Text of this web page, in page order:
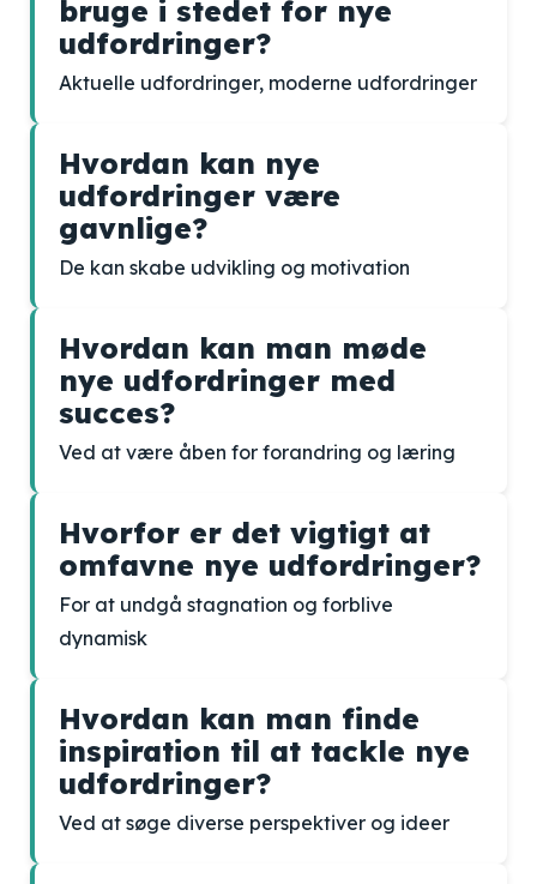
bruge i stedet for nye
udfordringer?
Aktuelle udfordringer, moderne udfordringer
Hvordan kan nye
udfordringer være
gavnlige?
De kan skabe udvikling og motivation
Hvordan kan man møde
nye udfordringer med
succes?
Ved at være åben for forandring og læring
Hvorfor er det vigtigt at
omfavne nye udfordringer?
For at undgå stagnation og forblive
dynamisk
Hvordan kan man finde
inspiration til at tackle nye
udfordringer?
Ved at søge diverse perspektiver og ideer